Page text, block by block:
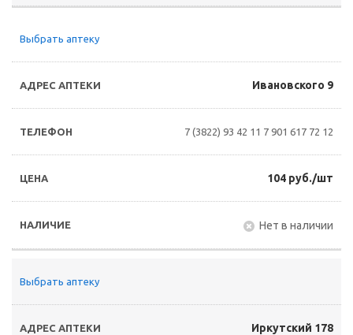
Выбрать аптеку
Ивановского 9
7 (3822) 93 42 11 7 901 617 72 12
104 руб./шт
Нет в наличии
Выбрать аптеку
Иркутский 178